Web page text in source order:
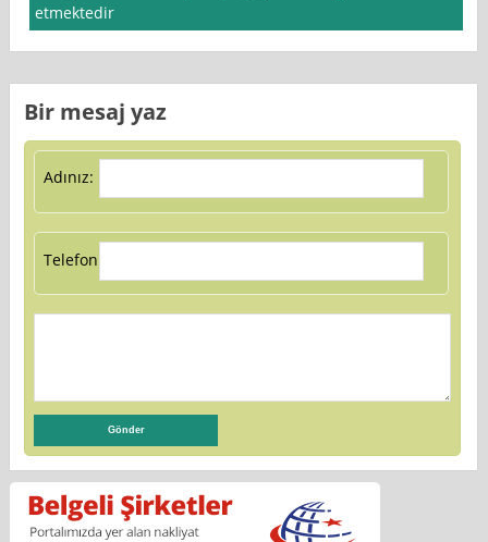
etmektedir
Bir mesaj yaz
Adınız:
Telefon: